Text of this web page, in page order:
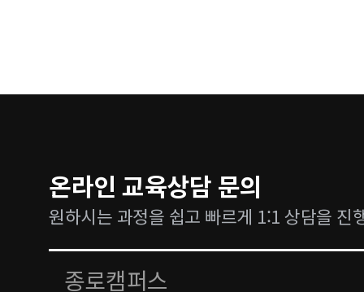
온라인 교육상담 문의
원하시는 과정을 쉽고 빠르게 1:1 상담을 진